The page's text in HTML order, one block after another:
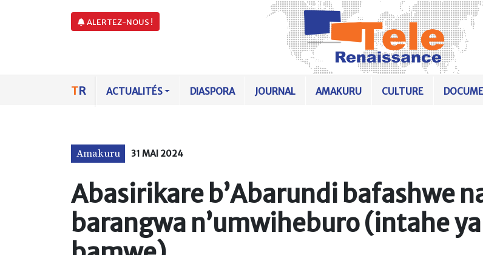
ALERTEZ-NOUS !
TR ACTUALITÉS DIASPORA JOURNAL AMAKURU CULTURE
Amakuru 31 MAI 2024
Abasirikare b’Abarundi bafashwe
barangwa n’umwiheburo (intahe ya